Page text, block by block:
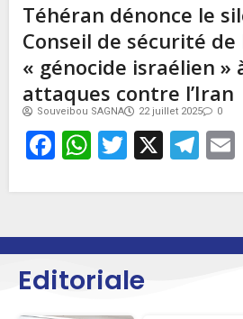
Téhéran dénonce le
Conseil de sécurité de
« génocide israélien »
attaques contre l’Iran
Souveibou SAGNA 22 juillet 2025 0
Facebook
WhatsApp
Twitter
X
Editoriale